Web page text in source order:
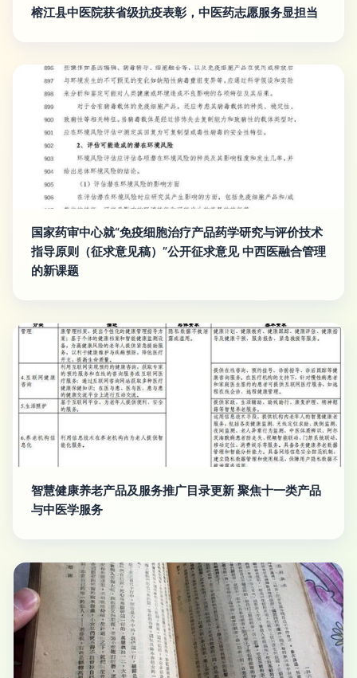
榕江县中医院获省级抗疫表彰，中医药志愿服务显担当
国家药审中心就“免疫细胞治疗产品药学研究与评价技术
指导原则（征求意见稿）”公开征求意见 中西医融合管理
的新课题
智慧健康养老产品及服务推广目录更新 聚焦十一类产品
与中医学服务